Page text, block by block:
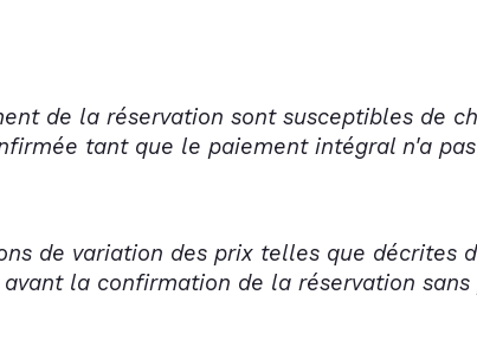
de la réservation sont susceptibles de
tant que le paiement intégral n'a
de variation des prix telles que décrites
la confirmation de la réservation sans